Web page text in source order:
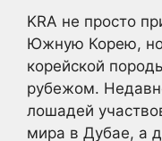
KRA не просто
Южную Корею, но
корейской
рубежом.
лошадей
мира в Дубае, а